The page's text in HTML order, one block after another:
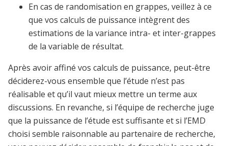
En cas de randomisation en grappes, veillez à ce
que vos calculs de puissance intègrent des
estimations de la variance intra- et inter-grappes
de la variable de résultat.
Après avoir affiné vos calculs de puissance, peut-être
déciderez-vous ensemble que l’étude n’est pas
réalisable et qu’il vaut mieux mettre un terme aux
discussions. En revanche, si l’équipe de recherche juge
que la puissance de l’étude est suffisante et si l’EMD
choisi semble raisonnable au partenaire de recherche,